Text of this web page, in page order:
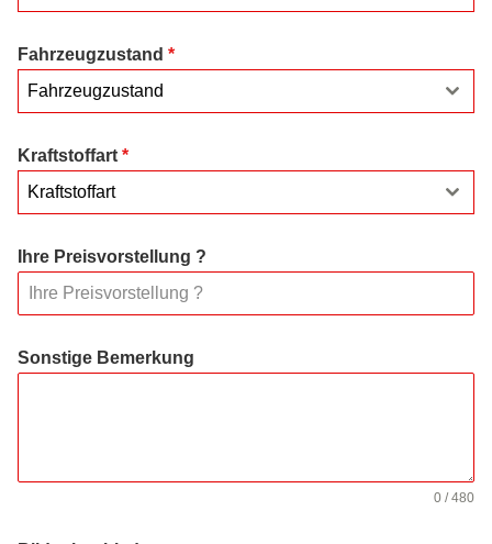
Fahrzeugzustand *
Fahrzeugzustand
Kraftstoffart *
Kraftstoffart
Ihre Preisvorstellung ?
Sonstige Bemerkung
0 / 480